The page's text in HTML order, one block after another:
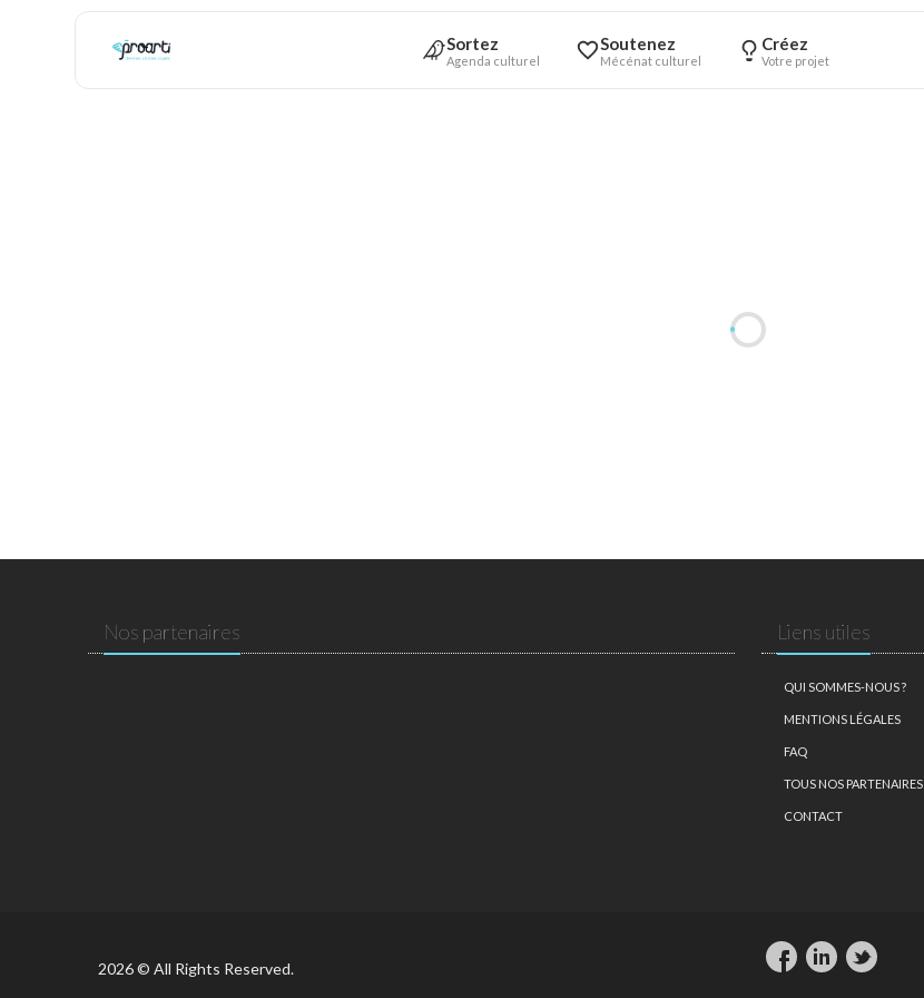
Sortez
Agenda culturel
Soutenez
Mécénat culturel
Créez
Votre projet
Nos partenaires Liens utiles
QUI SOMMES-NOUS ?
MENTIONS LÉGALES
FAQ
TOUS NOS PARTENAIRES
CONTACT
2026 © All Rights Reserved.